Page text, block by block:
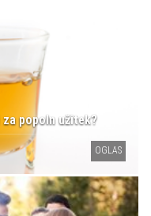
popoln užitek?
OGLAS